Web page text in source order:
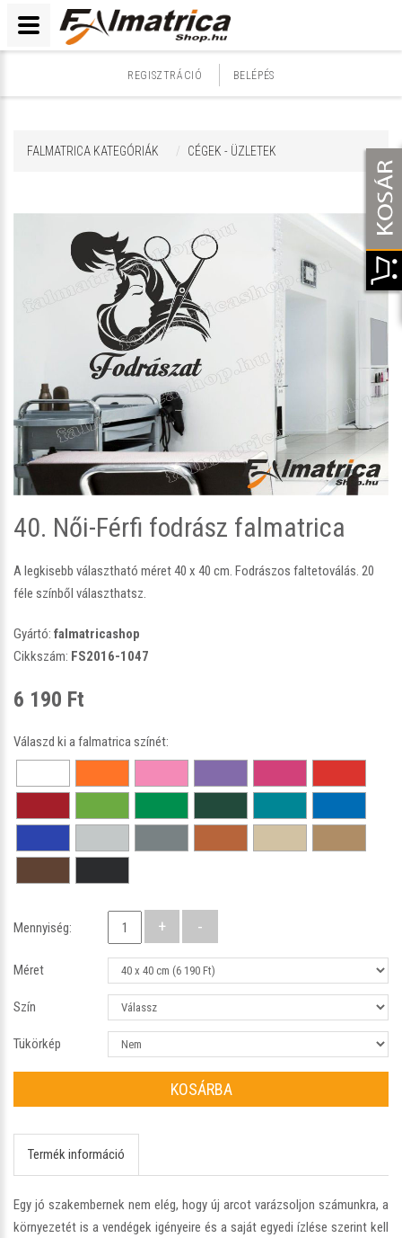
REGISZTRÁCIÓ BELÉPÉS
FALMATRICA KATEGÓRIÁK CÉGEK - ÜZLETEK
40. Női-Férfi fodrász falmatrica
A legkisebb választható méret 40 x 40 cm. Fodrászos faltetoválás. 20
féle színből választhatsz.
Gyártó: falmatricashop
Cikkszám: FS2016-1047
6 190 Ft
Válaszd ki a falmatrica színét:
Mennyiség:
Méret
Szín
Tükörkép
KOSÁRBA
Termék információ
Egy jó szakembernek nem elég, hogy új arcot varázsoljon számunkra, a
környezetét is a vendégek igényeire és a saját egyedi ízlése szerint kell